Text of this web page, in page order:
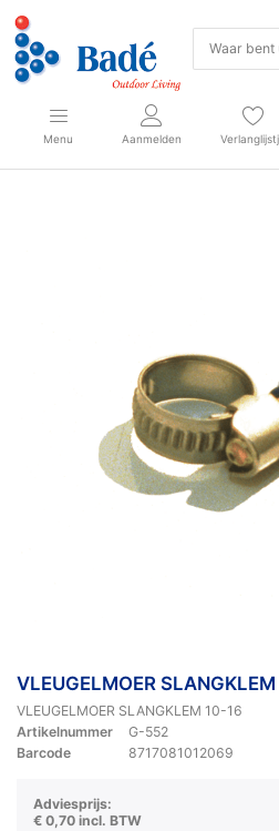
Menu Aanmelden
VLEUGELMOER
VLEUGELMOER SLANGKLEM 10-16
Artikelnummer
G-552
Barcode
8717081012069
Adviesprijs:
€ 0,70 incl. BTW